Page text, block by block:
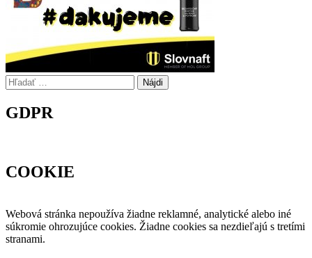
Hľadať:
GDPR
COOKIE
Webová stránka nepoužíva žiadne reklamné, analytické alebo iné
súkromie ohrozujúce cookies. Žiadne cookies sa nezdieľajú s tretími
stranami.